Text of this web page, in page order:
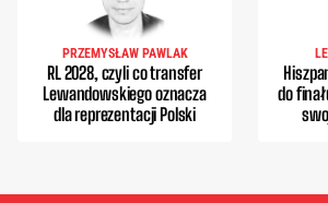
PRZEMYSŁAW PAWLAK
RL 2028, czyli co transfer
Lewandowskiego oznacza
dla reprezentacji Polski
do